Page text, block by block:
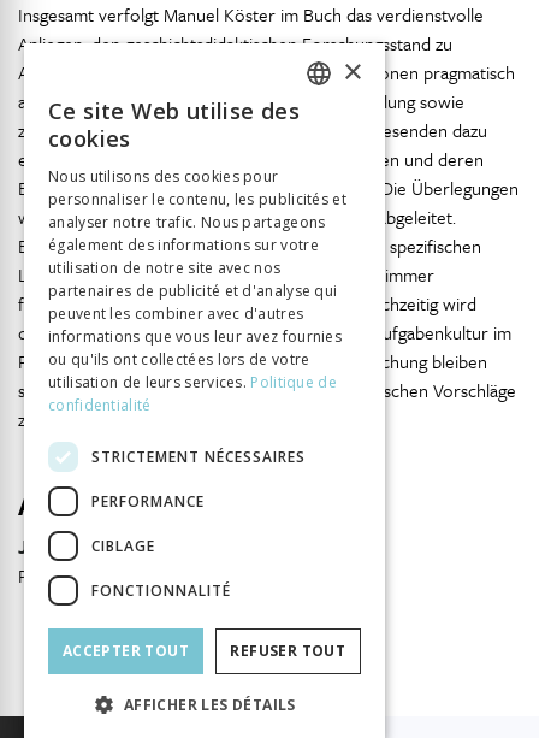
Insgesamt verfolgt Manuel Köster im Buch das verdienstvolle
Anliegen, den geschichtsdidaktischen Forschungsstand zu
Aufgaben im Geschichtsunterricht für Lehrpersonen pragmatisch
aufzuarbeiten. Mittels einer gut lesbaren Darstellung sowie
zahlreicher Tabellen und Beispiele werden die Lesenden dazu
eingeladen, ihre eigene Entwicklung von Aufgaben und deren
Einsatz im Geschichtsunterricht zu reflektieren. Die Überlegungen
werden transparent aus dem Forschungsstand abgeleitet.
Erfreulich ist auch, dass auf die Instruktion einer spezifischen
Lehrmeinung und die Darstellung vermeintlich «immer
funktionierender Rezepte» verzichtet wird. Gleichzeitig wird
durch die Ausführungen verdeutlicht, dass die Aufgabenkultur im
Fokus theoretischer und sozioempirischer Forschung bleiben
sollte, um die empirische Sättigung der pragmatischen Vorschläge
zu erhöhen.
Auteurs
Jan Scheller
Pädagogische Hochschule FHNW, Aarau
ITALIAN
×
Ce site Web utilise des
cookies
Nous utilisons des cookies pour
personnaliser le contenu, les publicités et
analyser notre trafic. Nous partageons
également des informations sur votre
utilisation de notre site avec nos
partenaires de publicité et d'analyse qui
peuvent les combiner avec d'autres
informations que vous leur avez fournies
ou qu'ils ont collectées lors de votre
utilisation de leurs services. Politique de
confidentialité
STRICTEMENT NÉCESSAIRES
PERFORMANCE
CIBLAGE
FONCTIONNALITÉ
ACCEPTER TOUT REFUSER TOUT
AFFICHER LES DÉTAILS